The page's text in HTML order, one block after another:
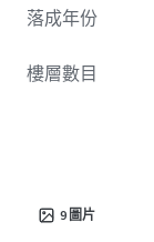
落成年份
樓層數目
9 圖片